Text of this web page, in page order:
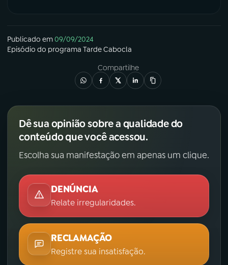
Publicado em09/09/2024
Episódio do programa Tarde Cabocla
Compartilhe
Dê sua opinião sobre a qualidade do
conteúdo que você acessou.
Escolha sua manifestação em apenas um clique.
DENÚNCIA
Relate irregularidades.
RECLAMAÇÃO
Registre sua insatisfação.